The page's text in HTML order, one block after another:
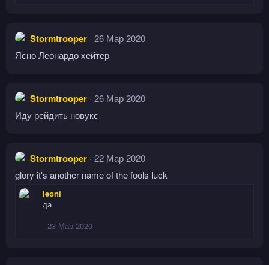
Stormtrooper 26 Мар 2020
Ясно Леонардо хейтер
Stormtrooper 26 Мар 2020
Иду рейдить новукс
Stormtrooper 22 Мар 2020
glory it's another name of the fools luck
leoni
да
23 Мар 2020